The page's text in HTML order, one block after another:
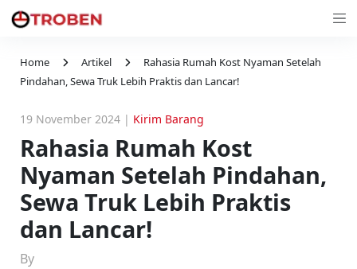
Home Artikel
Rahasia Rumah Kost Nyaman Setelah
Pindahan, Sewa Truk Lebih Praktis dan Lancar!
19 November 2024 | Kirim Barang
Rahasia Rumah Kost
Nyaman Setelah Pindahan,
Sewa Truk Lebih Praktis
dan Lancar!
By